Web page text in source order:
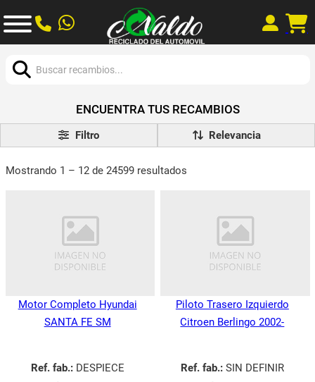
ENCUENTRA TUS RECAMBIOS
Filtro
Mostrando 1 – 12 de 24599 resultados
Motor Completo Hyundai
SANTA FE SM
Ref. fab.:DESPIECE
Piloto Trasero Izquierdo
Citroen Berlingo 2002-
Ref. fab.:SIN DEFINIR